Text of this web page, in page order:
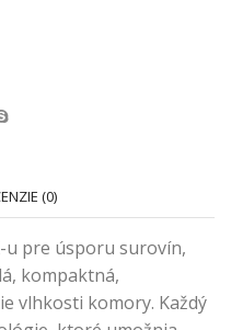
(0)
u pre úsporu surovín,
kompaktná,
vlhkosti komory. Každý